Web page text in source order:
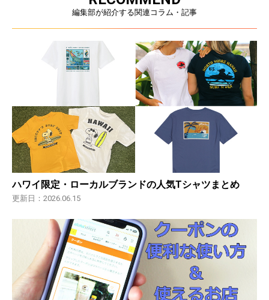
編集部が紹介する関連コラム・記事
ハワイ限定・ローカルブランドの人気Tシャツまとめ
更新日：2026.06.15